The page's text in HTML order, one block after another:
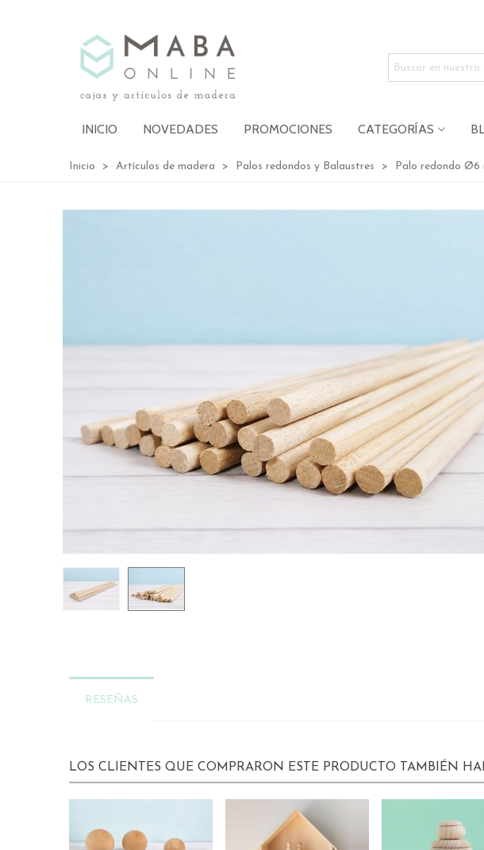
INICIO NOVEDADES PROMOCIONES CATEGORÍAS
Inicio > Artículos de madera > Palos redondos y Balaustres > Palo redondo Ø6
RESEÑAS
LOS CLIENTES QUE COMPRARON ESTE PRODUCTO TAMBIÉN